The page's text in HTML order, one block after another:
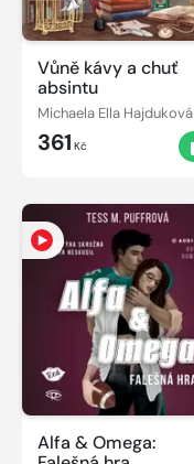
Vůně kávy a chuť
absintu
Michaela Ella Hajduková
361 Kč
Alfa & Omega: